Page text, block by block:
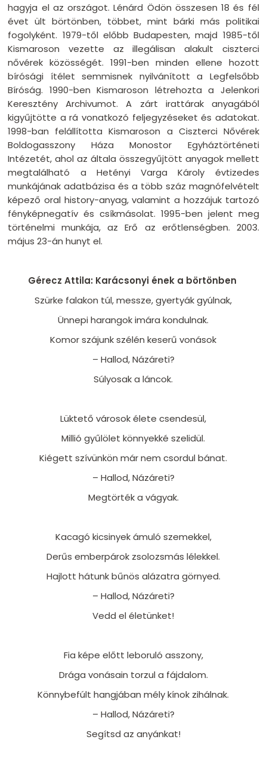
hagyja el az országot. Lénárd Ödön összesen 18 és fél
évet ült börtönben, többet, mint bárki más politikai
fogolyként. 1979-től előbb Budapesten, majd 1985-től
Kismaroson vezette az illegálisan alakult ciszterci
nővérek közösségét. 1991-ben minden ellene hozott
bírósági ítélet semmisnek nyilvánított a Legfelsőbb
Bíróság. 1990-ben Kismaroson létrehozta a Jelenkori
Keresztény Archivumot. A zárt irattárak anyagából
kigyűjtötte a rá vonatkozó feljegyzéseket és adatokat.
1998-ban felállította Kismaroson a Ciszterci Nővérek
Boldogasszony Háza Monostor Egyháztörténeti
Intézetét, ahol az általa összegyűjtött anyagok mellett
megtalálható a Hetényi Varga Károly évtizedes
munkájának adatbázisa és a több száz magnófelvételt
képező oral history-anyag, valamint a hozzájuk tartozó
fényképnegatív és csíkmásolat. 1995-ben jelent meg
történelmi munkája, az Erő az erőtlenségben. 2003.
május 23-án hunyt el.
Gérecz Attila: Karácsonyi ének a börtönben
Szürke falakon túl, messze, gyertyák gyúlnak,
Ünnepi harangok imára kondulnak.
Komor szájunk szélén keserű vonások
– Hallod, Názáreti?
Súlyosak a láncok.
Lüktető városok élete csendesül,
Millió gyűlölet könnyekké szelidül.
Kiégett szívünkön már nem csordul bánat.
– Hallod, Názáreti?
Megtörték a vágyak.
Kacagó kicsinyek ámuló szemekkel,
Derűs emberpárok zsolozsmás lélekkel.
Hajlott hátunk bűnös alázatra görnyed.
– Hallod, Názáreti?
Vedd el életünket!
Fia képe előtt leboruló asszony,
Drága vonásain torzul a fájdalom.
Könnybefúlt hangjában mély kínok zihálnak.
– Hallod, Názáreti?
Segítsd az anyánkat!